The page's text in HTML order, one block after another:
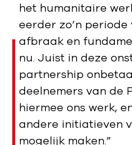
het humanitaire
eerder zo’n
afbraak en
nu. Juist in deze
partnership
deelnemers van de
hiermee ons werk,
andere initiatieven
mogelijk maken.”